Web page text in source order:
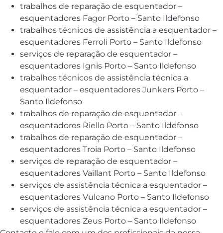
trabalhos de reparação de esquentador –
esquentadores Fagor Porto – Santo Ildefonso
trabalhos técnicos de assistência a esquentador –
esquentadores Ferroli Porto – Santo Ildefonso
serviços de reparação de esquentador –
esquentadores Ignis Porto – Santo Ildefonso
trabalhos técnicos de assistência técnica a
esquentador – esquentadores Junkers Porto –
Santo Ildefonso
trabalhos de reparação de esquentador –
esquentadores Riello Porto – Santo Ildefonso
trabalhos de reparação de esquentador –
esquentadores Troia Porto – Santo Ildefonso
serviços de reparação de esquentador –
esquentadores Vaillant Porto – Santo Ildefonso
serviços de assistência técnica a esquentador –
esquentadores Vulcano Porto – Santo Ildefonso
serviços de assistência técnica a esquentador –
esquentadores Zeus Porto – Santo Ildefonso